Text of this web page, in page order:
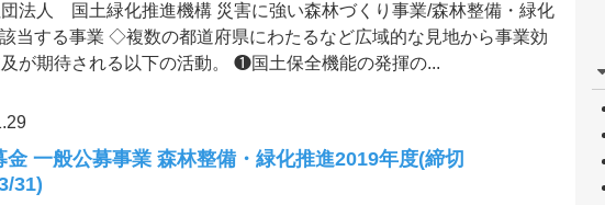
法人 国土緑化推進機構 災害に強い森林づくり事業/森林整備・緑化
当する事業 ◇複数の都道府県にわたるなど広域的な見地から事業効
が期待される以下の活動。 ❶国土保全機能の発揮の...
金 一般公募事業 森林整備・緑化推進2019年度(締切
31)